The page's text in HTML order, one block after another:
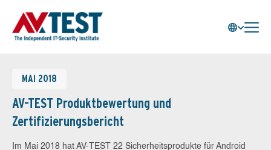
MAI 2018
AV-TEST Produktbewertung und
Zertifizierungsbericht
Im Mai 2018 hat AV-TEST 22 Sicherheitsprodukte für Android